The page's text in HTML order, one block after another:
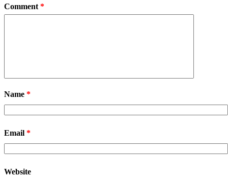
Comment *
Name *
Email *
Website